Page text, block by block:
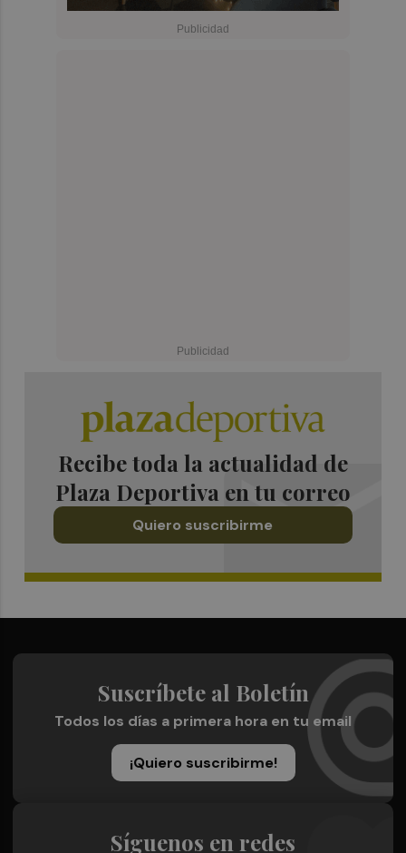
Recibe toda la actualidad de
Plaza Deportiva en tu correo
Quiero suscribirme
Suscríbete al Boletín
Todos los días a primera hora en tu email
¡Quiero suscribirme!
Síguenos en redes